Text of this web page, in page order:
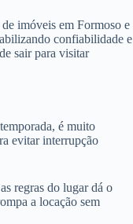
imóveis em Formoso e
confiabilidade e
sair para visitar
é muito
evitar interrupção
regras do lugar dá o
a locação sem